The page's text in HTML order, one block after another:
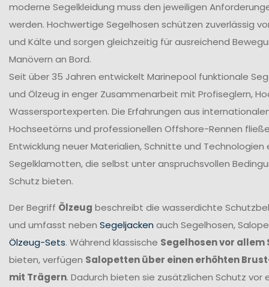
moderne Segelkleidung muss den jeweiligen
werden. Hochwertige Segelhosen schützen zuverlässig
und Kälte und sorgen gleichzeitig für ausreichend
Manövern an Bord.
Seit über 35 Jahren entwickelt Marinepool funktionale
und Ölzeug in enger Zusammenarbeit mit Profiseglern,
Wassersportexperten. Die Erfahrungen aus
Hochseetörns und professionellen Offshore-Rennen
Entwicklung neuer Materialien, Schnitte und Technologien
Segelklamotten, die selbst unter anspruchsvollen
Schutz bieten.
Der Begriff Ölzeug beschreibt die wasserdichte
und umfasst neben Segeljacken auch Segelhosen,
Ölzeug-Sets. Während klassische Segelhosen vor allem
bieten, verfügen Salopetten über einen erhöhten
mit Trägern. Dadurch bieten sie zusätzlichen Schutz vor